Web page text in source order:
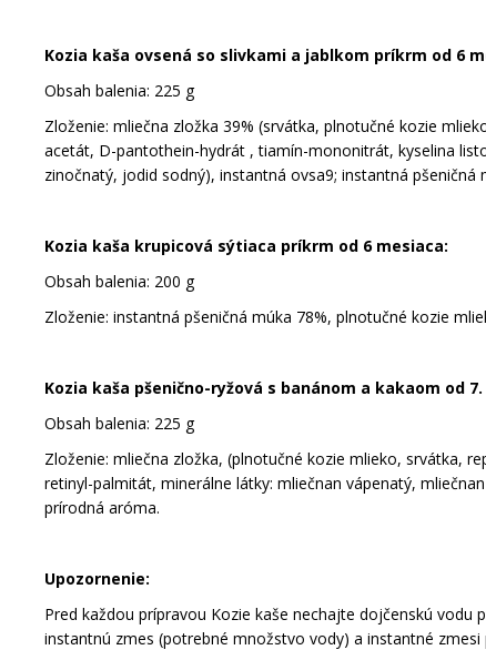
Kozia kaša ovsená so slivkami a jablkom príkrm od 6
Obsah balenia: 225 g
Zloženie: mliečna zložka 39% (srvátka, plnotučné kozie
acetát, D-pantothein-hydrát , tiamín-mononitrát, kyselina
zinočnatý, jodid sodný), instantná ovsa9; instantná
Kozia kaša krupicová sýtiaca príkrm od 6 mesiaca:
Obsah balenia: 200 g
Zloženie: instantná pšeničná múka 78%, plnotučné kozie
Kozia kaša pšenično-ryžová s banánom a kakaom od
Obsah balenia: 225 g
Zloženie: mliečna zložka, (plnotučné kozie mlieko, srvátka,
retinyl-palmitát, minerálne látky: mliečnan vápenatý,
prírodná aróma.
Upozornenie:
Pred každou prípravou Kozie kaše nechajte dojčenskú
instantnú zmes (potrebné množstvo vody) a instantné